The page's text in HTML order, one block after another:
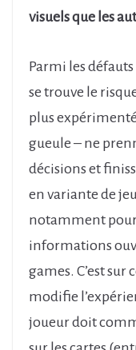
visuels que les
Parmi les
se trouve le
plus
gueule – ne
décisions et
en variante de
notamment pour
informations
games. C’est sur
modifie
joueur doit